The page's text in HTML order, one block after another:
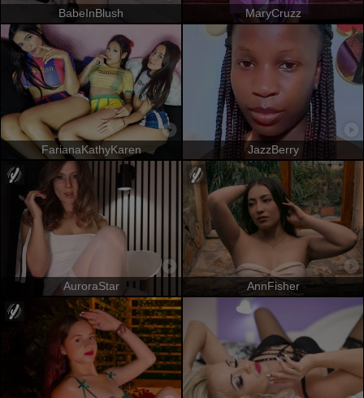
BabeInBlush MaryCruzz
FarianaKathyKaren JazzBerry
AuroraStar AnnFisher